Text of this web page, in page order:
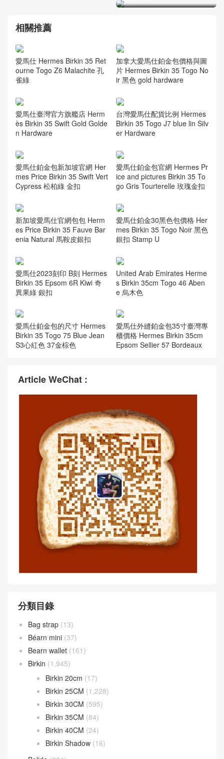
相關推薦
愛馬仕 Hermes Birkin 35 Ret
ourne Togo Z6 Malachite 孔
雀綠
加拿大愛馬仕鉑金包價格與圖
片 Hermes Birkin 35 Togo No
ir 黑色 gold hardware
愛馬仕臺灣官方旗艦店 Herm
ès Birkin 35 Swift Gold Golde
n Hardware
台灣愛馬仕配貨比例 Hermes
Birkin 35 Togo J7 blue lin Silv
er Hardware
愛馬仕鉑金包新加坡官網 Her
mes Price Birkin 35 Swift Vert
Cypress 松柏綠 金扣
愛馬仕鉑金包官網 Hermes Pr
ice and pictures Birkin 35 To
go Gris Tourterelle 玫瑰金扣
新加坡愛馬仕官網包包 Herm
es Price Birkin 35 Fauve Bar
enia Natural 馬鞍皮銀扣
愛馬仕鉑金30黑色包價格 Her
mes Birkin 35 Togo Noir 黑色
銀扣 Stamp U
愛馬仕2023刻印 B刻 Hermes
Birkin 35 Epsom 6R Kiwi 奇
異果綠 銀扣
United Arab Emirates Herme
s Birkin 35cm Togo 46 Aben
e 烏木色
愛馬仕鉑金包的尺寸 Hermes
Birkin 35 Togo 75 Blue Jean
S3心紅色 37金棕色
愛馬仕外縫鉑金包35寸臺灣專
櫃價格 Hermes Birkin 35cm
Epsom Sellier 57 Bordeaux
Article WeChat :
分類目錄
Bag strap (13)
Béarn mini (37)
Bearn wallet (161)
Birkin (1,945)
Birkin 20cm (17)
Birkin 25CM (1,228)
Birkin 30CM (595)
Birkin 35CM (84)
Birkin 40CM (24)
Birkin Shadow (16)